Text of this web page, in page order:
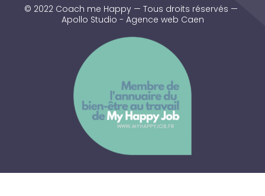
© 2022 Coach me Happy — Tous droits réservés —
Apollo Studio - Agence web Caen